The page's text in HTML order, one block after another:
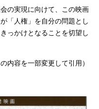
の実現に向けて、この映画
「人権」を自分の問題とし
っかけとなることを切望し
内容を一部変更して引用）